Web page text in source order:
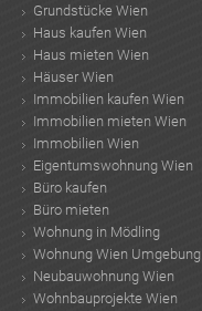
Grundstücke Wien
Haus kaufen Wien
Haus mieten Wien
Häuser Wien
Immobilien kaufen Wien
Immobilien mieten Wien
Immobilien Wien
Eigentumswohnung Wien
Büro kaufen
Büro mieten
Wohnung in Mödling
Wohnung Wien Umgebung
Neubauwohnung Wien
Wohnbauprojekte Wien